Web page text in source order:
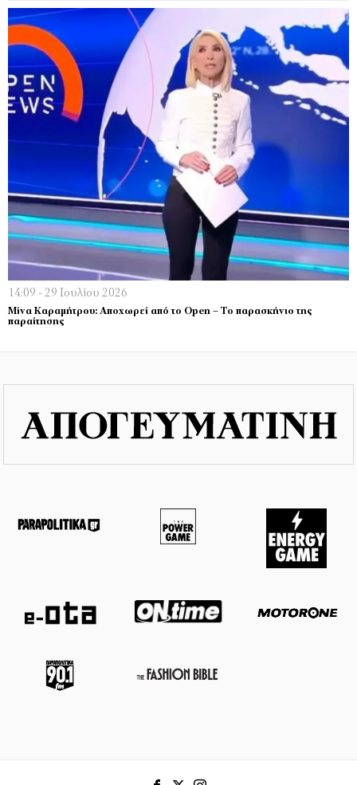
14:09 - 29 Ιουλίου 2026
Μίνα Καραμήτρου: Αποχωρεί από το Open – Το παρασκήνιο της
παραίτησης